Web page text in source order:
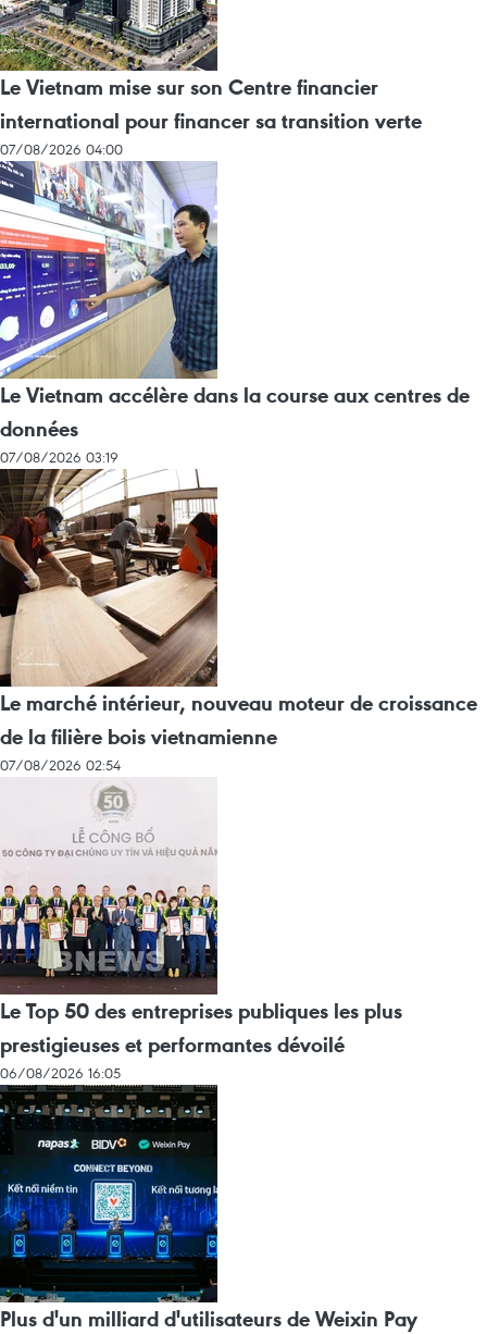
Le Vietnam mise sur son Centre financier
international pour financer sa transition verte
07/08/2026 04:00
Le Vietnam accélère dans la course aux centres de
données
07/08/2026 03:19
Le marché intérieur, nouveau moteur de croissance
de la filière bois vietnamienne
07/08/2026 02:54
Le Top 50 des entreprises publiques les plus
prestigieuses et performantes dévoilé
06/08/2026 16:05
Plus d'un milliard d'utilisateurs de Weixin Pay